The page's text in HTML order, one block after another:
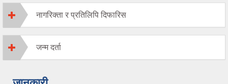
नागरिक्ता र प्रतिलिपि दिफारिस
जन्म दर्ता